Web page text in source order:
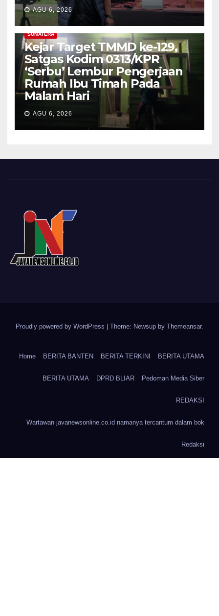
AGU 6, 2026
SUMATERA
Kejar Target TMMD ke-129,
Satgas Kodim 0313/KPR
‘Serbu’ Lembur Pengerjaan
Rumah Ibu Timah Pada
Malam Hari
AGU 6, 2026
Proudly powered by WordPress | Theme: Newsup by Themeansar.
Home BERITA BANTEN BERITA TERKINI BERITA UTAMA
BERITA UTAMA DPRD BLIAR Pedoman Media Siber
REDAKSI
Wartawan javanewsonline.co.id namanya tercantum dalam bok
Redaksi